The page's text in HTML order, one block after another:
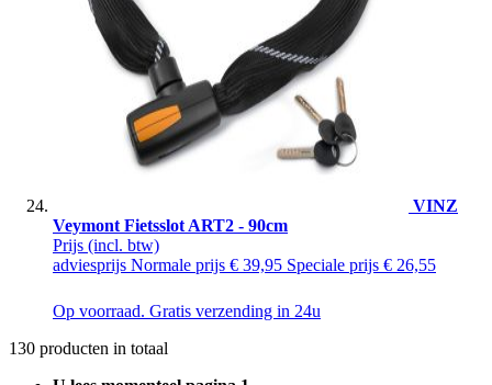
VINZ
Veymont Fietsslot ART2 - 90cm
Prijs (incl. btw)
adviesprijs Normale prijs € 39,95 Speciale prijs € 26,55
Op voorraad. Gratis verzending in 24u
130 producten in totaal